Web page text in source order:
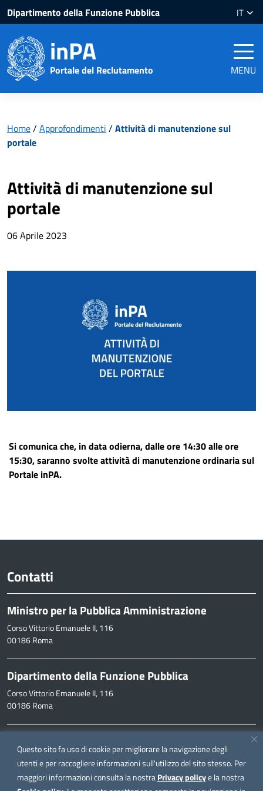
Questo sito fa uso di cookie per migliorare la navigazione degli
utenti e per raccogliere informazioni sull'utilizzo del sito stesso. Per
maggiori informazioni consulta la nostraPrivacy policye la nostra
Salta
al
contenuto
Salta
al
pagina
Dipartimento della Funzione Pubblica IT
inPA
Portale del Reclutamento MENU
Home/ Approfondimenti / Attività di manutenzione sul
portale
Attività di manutenzione sul
portale
06 Aprile 2023
Si comunica che, in data odierna, dalle ore 14:30 alle ore
15:30, saranno svolte attività di manutenzione ordinaria sul
Portale inPA.
Contatti
Ministro per la Pubblica Amministrazione
Corso Vittorio Emanuele II, 116
00186 Roma
Dipartimento della Funzione Pubblica
Corso Vittorio Emanuele II, 116
00186 Roma
inpa@funzionepubblica.it
FAQ